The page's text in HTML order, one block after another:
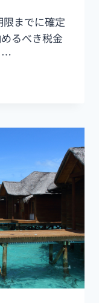
までに確定
るべき税金
…